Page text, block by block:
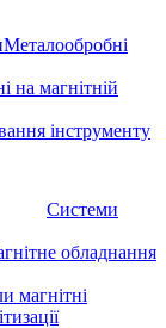
Металообробні
на магнітній
інструменту
Системи
обладнання
магнітні